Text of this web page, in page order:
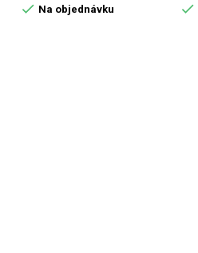
 Na objednávku 